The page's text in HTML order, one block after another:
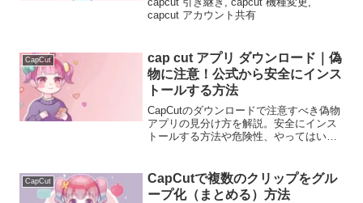
capcut アカウント共有
CapCut
cap cut アプリ ダウンロード｜偽
物に注意！公式から安全にインス
トールする方法
CapCutのダウンロードで注意すべき偽物
アプリの見分け方を解説。安全にインス
トールする方法や危険性、やってはいけ
CapCut
CapCutで複数のクリップをグル
ープ化（まとめる）方法